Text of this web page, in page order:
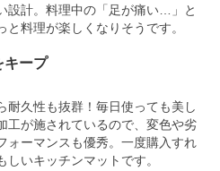
設計。料理中の「足が痛い…」と
料理が楽しくなりそうです。
キープ
耐久性も抜群！毎日使っても美し
工が施されているので、変色や劣
ォーマンスも優秀。一度購入すれ
いキッチンマットです。